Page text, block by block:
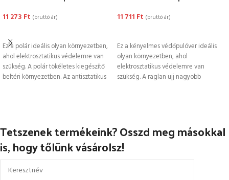
11 273 Ft (bruttó ár)
Ez a polár ideális olyan környezetben,
ahol elektrosztatikus védelemre van
szükség. A polár tökéletes kiegészítő
beltéri környezetben. Az antisztatikus
11 711 Ft (bruttó ár)
Ez a kényelmes védőpulóver ideális
olyan környezetben, ahol
elektrosztatikus védelemre van
szükség. A raglan ujj nagyobb
Tetszenek termékeink? Osszd meg másokkal
is, hogy tőlünk vásárolsz!